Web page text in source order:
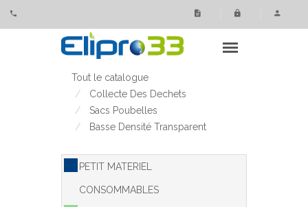
Tout le catalogue
Collecte Des Dechets
Sacs Poubelles
Basse Densité Transparent
PETIT MATERIEL
CONSOMMABLES
Panneau de gestion des cookies